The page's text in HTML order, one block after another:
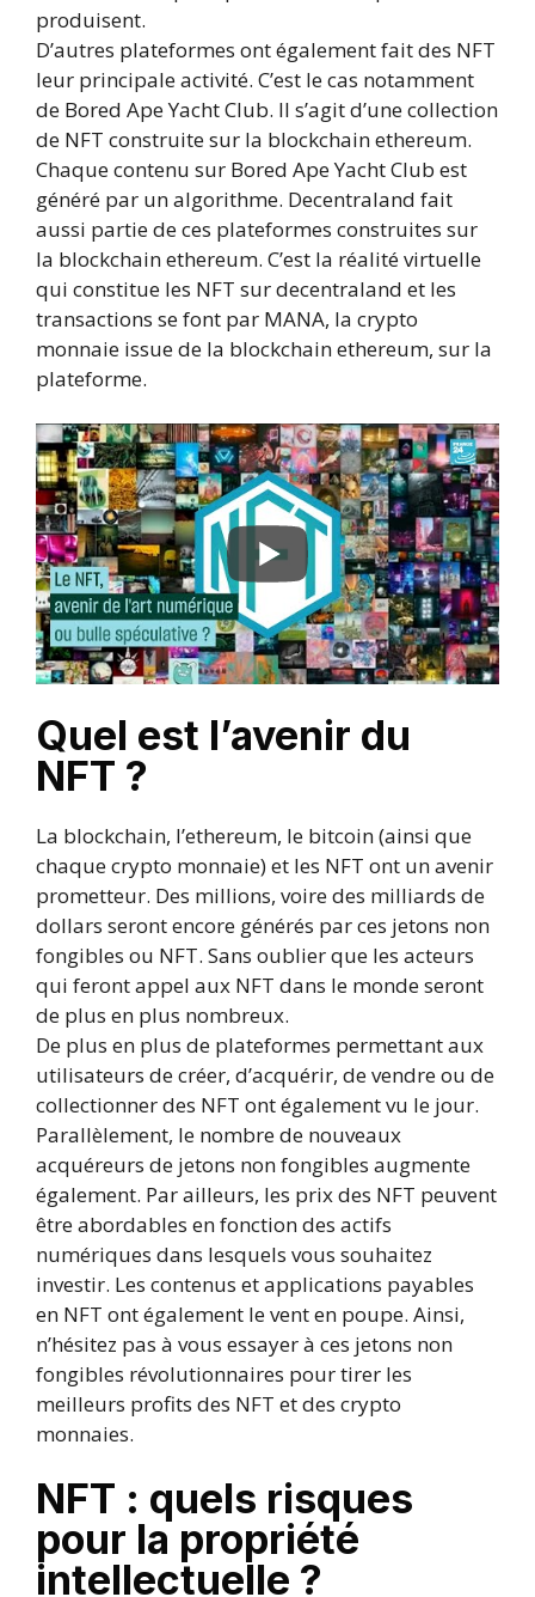
produisent.
D’autres plateformes ont également fait des NFT
leur principale activité. C’est le cas notamment
de Bored Ape Yacht Club. Il s’agit d’une collection
de NFT construite sur la blockchain ethereum.
Chaque contenu sur Bored Ape Yacht Club est
généré par un algorithme. Decentraland fait
aussi partie de ces plateformes construites sur
la blockchain ethereum. C’est la réalité virtuelle
qui constitue les NFT sur decentraland et les
transactions se font par MANA, la crypto
monnaie issue de la blockchain ethereum, sur la
plateforme.
Quel est l’avenir du
NFT ?
La blockchain, l’ethereum, le bitcoin (ainsi que
chaque crypto monnaie) et les NFT ont un avenir
prometteur. Des millions, voire des milliards de
dollars seront encore générés par ces jetons non
fongibles ou NFT. Sans oublier que les acteurs
qui feront appel aux NFT dans le monde seront
de plus en plus nombreux.
De plus en plus de plateformes permettant aux
utilisateurs de créer, d’acquérir, de vendre ou de
collectionner des NFT ont également vu le jour.
Parallèlement, le nombre de nouveaux
acquéreurs de jetons non fongibles augmente
également. Par ailleurs, les prix des NFT peuvent
être abordables en fonction des actifs
numériques dans lesquels vous souhaitez
investir. Les contenus et applications payables
en NFT ont également le vent en poupe. Ainsi,
n’hésitez pas à vous essayer à ces jetons non
fongibles révolutionnaires pour tirer les
meilleurs profits des NFT et des crypto
monnaies.
NFT : quels risques
pour la propriété
intellectuelle ?